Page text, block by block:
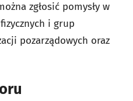
zgłosić pomysły w
i grup
pozarządowych oraz